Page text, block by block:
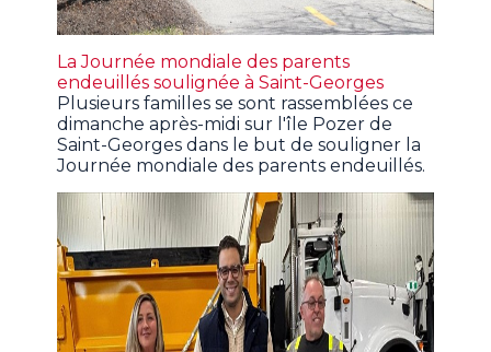
La Journée mondiale des parents
endeuillés soulignée à Saint-Georges
Plusieurs familles se sont rassemblées ce
dimanche après-midi sur l'île Pozer de
Saint-Georges dans le but de souligner la
Journée mondiale des parents endeuillés.